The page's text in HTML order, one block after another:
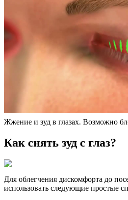
Жжение и зуд в глазах. Возможно
Как снять зуд с глаз?
Для облегчения дискомфорта до
использовать следующие простые